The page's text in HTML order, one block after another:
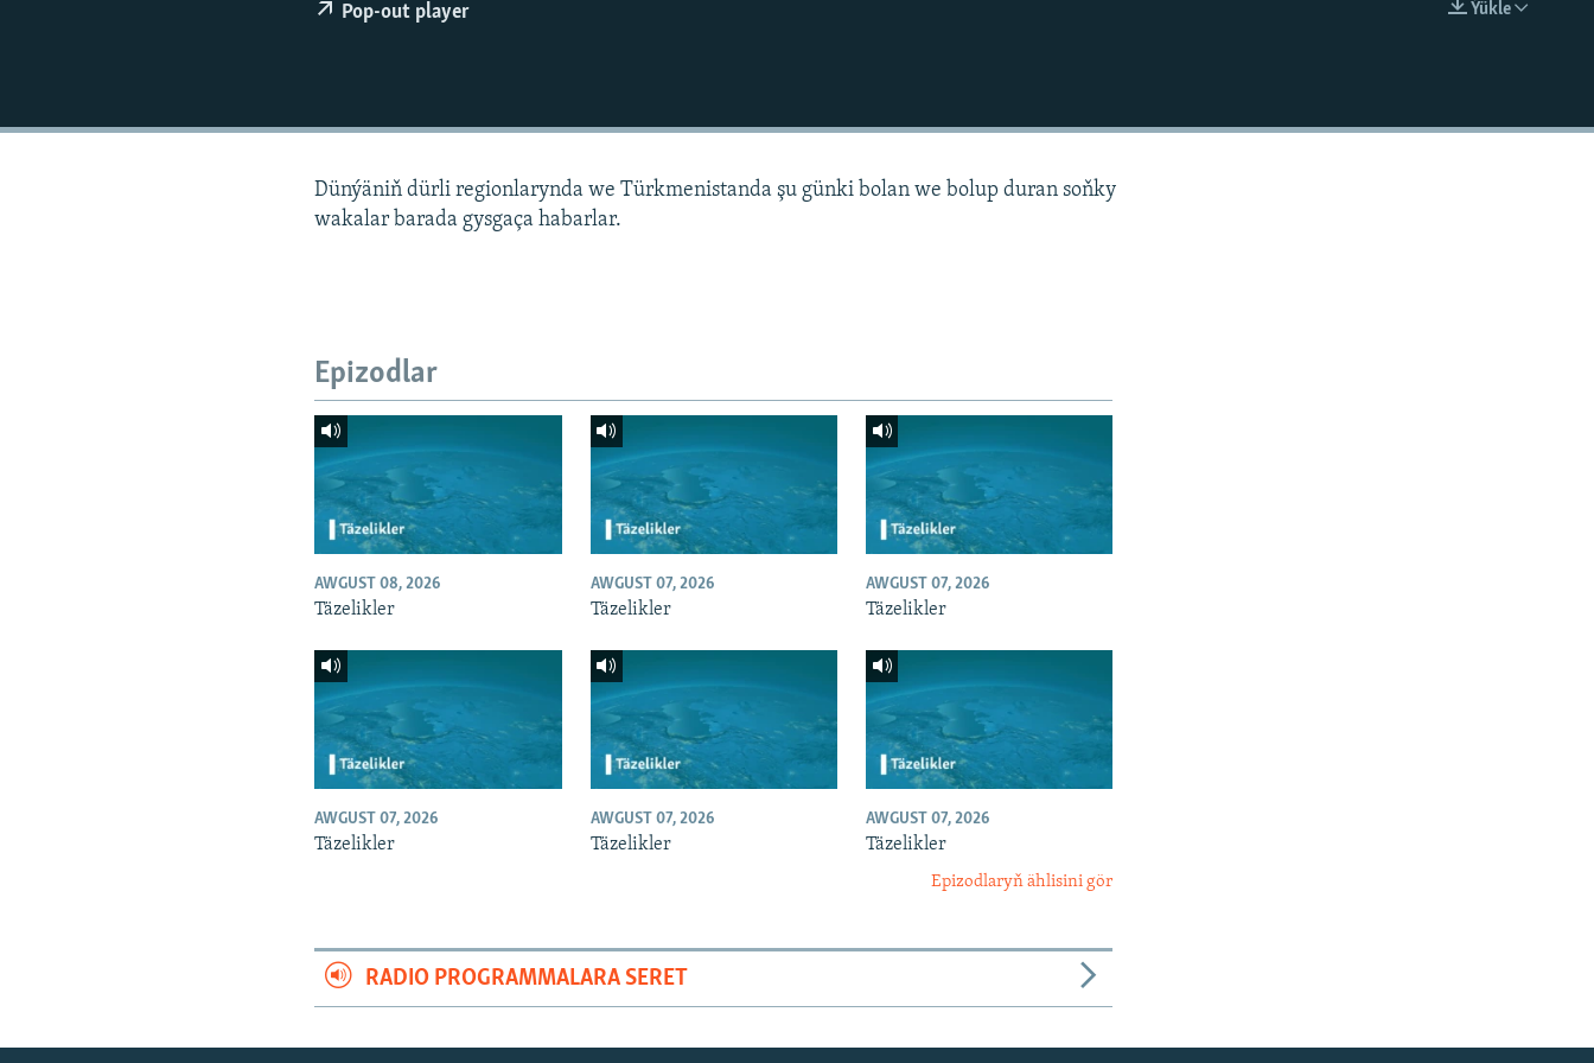
Ýükle
Pop-out player
Dünýäniň dürli regionlarynda we Türkmenistanda şu günki bolan we bolup duran soňky
wakalar barada gysgaça habarlar.
Epizodlar
AWGUST 08, 2026
Täzelikler
AWGUST 07, 2026
Täzelikler
AWGUST 07, 2026
Täzelikler
AWGUST 07, 2026
Täzelikler
AWGUST 07, 2026
Täzelikler
AWGUST 07, 2026
Täzelikler
Epizodlaryň ählisini gör
RADIO PROGRAMMALARA SERET